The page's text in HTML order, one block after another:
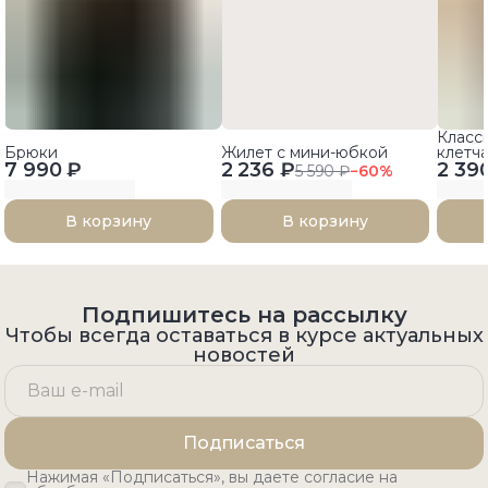
7 990 ₽
Брюки
В корзину
2 236 ₽5 590 ₽−60%
Жилет с мини-юбкой
В корзину
2
Подпишитесь на рассылку
Чтобы всегда оставаться в курсе актуальных
новостей
Подписаться
Нажимая «Подписаться», вы даете согласие на